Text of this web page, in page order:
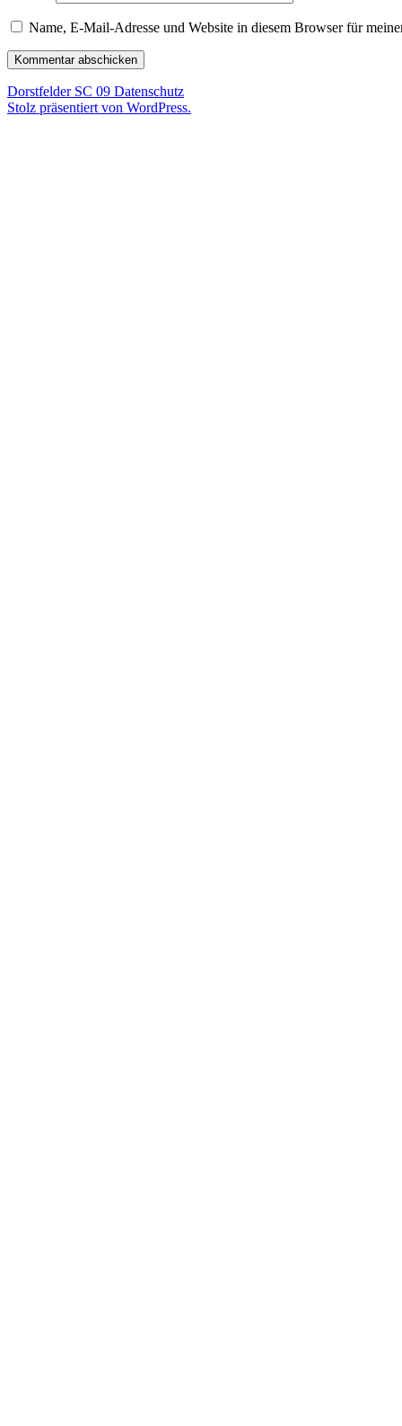
Name, E-Mail-Adresse und Website in diesem Browser für
Dorstfelder SC 09 Datenschutz
Stolz präsentiert von WordPress.